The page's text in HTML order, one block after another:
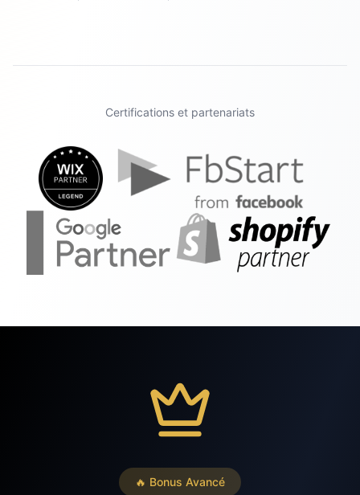
Certifications et partenariats
🔥 Bonus Avancé